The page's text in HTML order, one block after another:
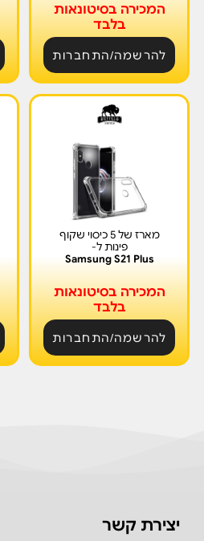
המכירה בסיטונאות
בלבד
להרשמה/התחברות
מארז של 5 כיסוי שקוף
פינות ל-
Samsung S21 Plus
המכירה בסיטונאות
בלבד
להרשמה/התחברות
יצירת קשר